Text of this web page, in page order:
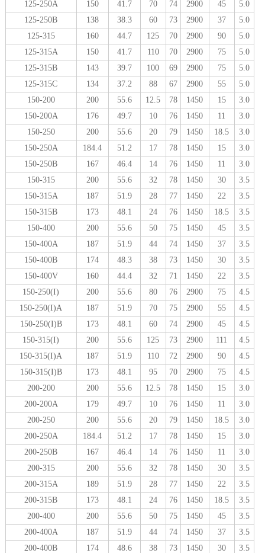
125-250A
150 41.7 70 74 2900 45
5.0
125-250B
138 38.3 60 73 2900 37
5.0
125-315
160 44.7 125 70 2900 90
5.0
125-315A
150 41.7 110 70 2900 75
5.0
125-315B
143 39.7 100 69 2900 75
5.0
125-315C
134 37.2 88 67 2900 55
5.0
150-200
200 55.6 12.5 78 1450 15
3.0
150-200A
176 49.7 10 76 1450 11
3.0
150-250
200 55.6 20 79 1450 18.5
3.0
150-250A
184.4 51.2 17 78 1450 15
3.0
150-250B
167 46.4 14 76 1450 11
3.0
150-315
200 55.6 32 78 1450 30
3.5
150-315A
187 51.9 28 77 1450 22
3.5
150-315B
173 48.1 24 76 1450 18.5
3.5
150-400
200 55.6 50 75 1450 45
3.5
150-400A
187 51.9 44 74 1450 37
3.5
150-400B
174 48.3 38 73 1450 30
3.5
150-400V
160 44.4 32 71 1450 22
3.5
150-250(I)
200 55.6 80 76 2900 75
4.5
150-250(I)A
187 51.9 70 75 2900 55
4.5
150-250(I)B
173 48.1 60 74 2900 45
4.5
150-315(I)
200 55.6 125 73 2900 111
4.5
150-315(I)A
187 51.9 110 72 2900 90
4.5
150-315(I)B
173 48.1 95 70 2900 75
4.5
200-200
200 55.6 12.5 78 1450 15
3.0
200-200A
179 49.7 10 76 1450 11
3.0
200-250
200 55.6 20 79 1450 18.5
3.0
200-250A
184.4 51.2 17 78 1450 15
3.0
200-250B
167 46.4 14 76 1450 11
3.0
200-315
200 55.6 32 78 1450 30
3.5
200-315A
189 51.9 28 77 1450 22
3.5
200-315B
173 48.1 24 76 1450 18.5
3.5
200-400
200 55.6 50 75 1450 45
3.5
200-400A
187 51.9 44 74 1450 37
3.5
200-400B
174 48.6 38 73 1450 30
3.5